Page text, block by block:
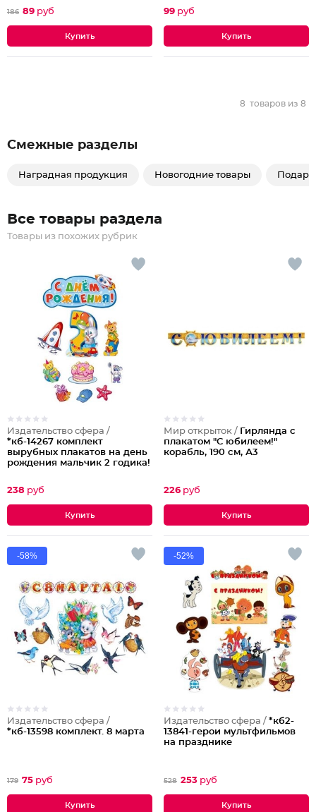
186 89 руб 99 руб
8 товаров из 8
Смежные разделы
Наградная продукция Новогодние товары
Все товары раздела
Товары из похожих рубрик
Издательство сфера /
*кб-14267 комплект
вырубных плакатов на день
рождения мальчик 2 годика!
238 руб
Мир открыток / Гирлянда с
плакатом "С юбилеем!"
корабль, 190 см, А3
226 руб
-58%
Издательство сфера /
*кб-13598 комплект. 8 марта
179 75 руб
-52%
Издательство сфера / *кб2-
13841-герои мультфильмов
на празднике
528 253 руб